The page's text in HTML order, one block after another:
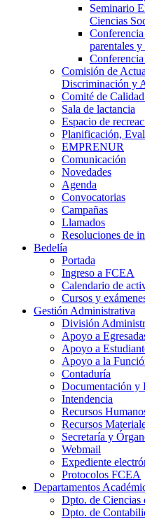
Seminario
Ciencias
parentales
Comisión de
Discriminación y
Comité de
Sala de lactancia
Espacio de
Planificación,
EMPRENUR
Comunicación
Novedades
Agenda
Convocatorias
Campañas
Llamados
Resoluciones de
Bedelía
Portada
Ingreso a FCEA
Calendario de
Cursos y
Gestión Administrativa
División
Apoyo a
Apoyo a
Apoyo a la
Contaduría
Documentación y
Intendencia
Recursos
Recursos
Secretaría y
Webmail
Expediente
Protocolos FCEA
Departamentos
Dpto. de Ciencias
Dpto. de